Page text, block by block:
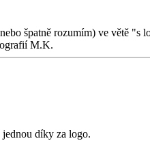
špatně rozumím) ve větě
M.K.
díky za logo.